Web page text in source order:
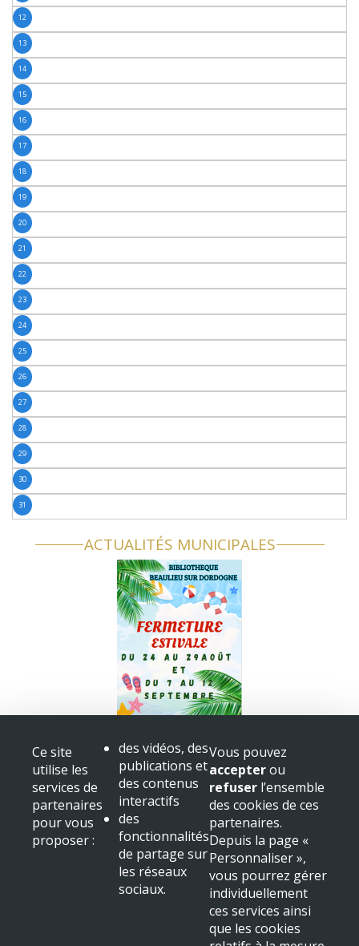
12
13
14
15
16
17
18
19
20
21
22
23
24
25
26
27
28
29
30
31
ACTUALITÉS MUNICIPALES
Fermeture bibliothèque
Congès
+ voir toutes les actualités
Mairie de Beaulieu sur Dordogne
Place Albert
19120 Beaulieu sur Dordogne
NOUS LOCALISER
Ce site
utilise les
services de
partenaires
pour vous
proposer :
des vidéos, des
publications et
des contenus
interactifs
des
fonctionnalités
de partage sur
les réseaux
sociaux.
Vous pouvez
accepterou
refuser l’ensemble
des cookies de ces
partenaires.
Depuis la page «
Personnaliser »,
vous pourrez gérer
individuellement
ces services ainsi
que les cookies